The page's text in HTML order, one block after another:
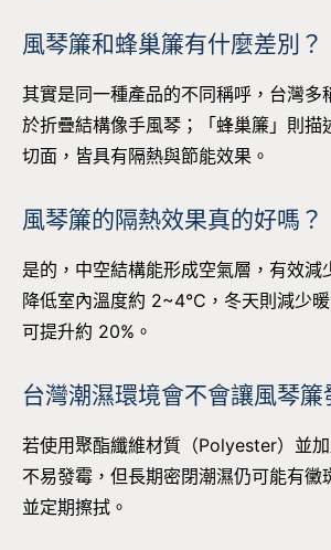
風琴簾和蜂巢簾有什麼差別？
其實是同一種產品的不同稱呼，台灣多
於折疊結構像手風琴；「蜂巢簾」則描
切面，皆具有隔熱與節能效果。
風琴簾的隔熱效果真的好嗎？
是的，中空結構能形成空氣層，有效減
降低室內溫度約 2~4°C，冬天則減少
可提升約 20%。
台灣潮濕環境會不會讓風琴簾
若使用聚酯纖維材質（Polyester）並
不易發霉，但長期密閉潮濕仍可能有黴
並定期擦拭。